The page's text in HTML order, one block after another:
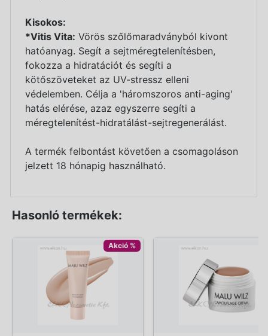
Kisokos:
*Vitis Vita: Vörös szőlőmaradványból kivont
hatóanyag. Segít a sejtméregtelenítésben,
fokozza a hidratációt és segíti a
kötőszöveteket az UV-stressz elleni
védelemben. Célja a 'háromszoros anti-aging'
hatás elérése, azaz egyszerre segíti a
méregtelenítést-hidratálást-sejtregenerálást.
A termék felbontást követően a csomagoláson
jelzett 18 hónapig használható.
Hasonló termékek:
Akció %